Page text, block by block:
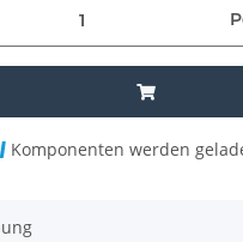
Komponenten werden